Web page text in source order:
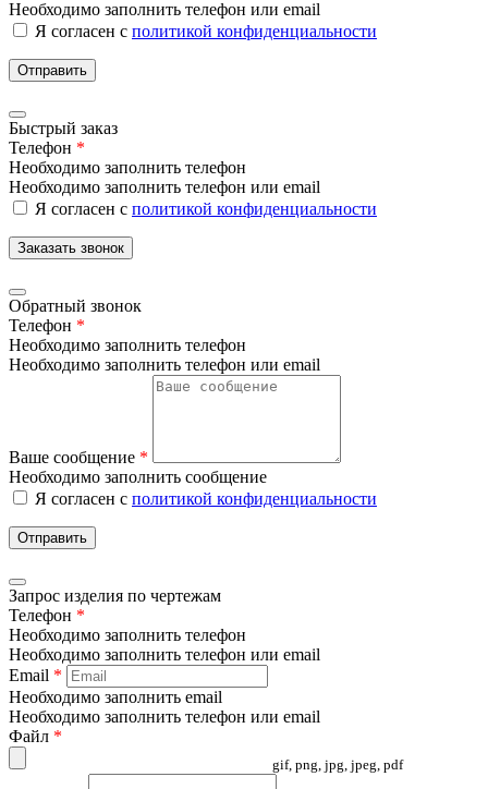
Необходимо заполнить телефон или email
Я согласен с политикой конфиденциальности
Отправить
Быстрый заказ
Телефон *
Необходимо заполнить телефон
Необходимо заполнить телефон или email
Я согласен с политикой конфиденциальности
Заказать звонок
Обратный звонок
Телефон *
Необходимо заполнить телефон
Необходимо заполнить телефон или email
Ваше сообщение *
Необходимо заполнить сообщение
Я согласен с политикой конфиденциальности
Отправить
Запрос изделия по чертежам
Телефон *
Необходимо заполнить телефон
Необходимо заполнить телефон или email
Email *
Необходимо заполнить email
Необходимо заполнить телефон или email
Файл *
gif, png, jpg, jpeg, pdf